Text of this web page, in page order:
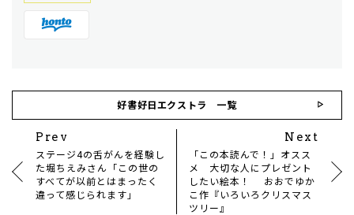
好書好日エクストラ 一覧
Prev
ステージ4の舌がんを経験し
た堀ちえみさん「この世の
すべてが以前とはまったく
違って感じられます」
Next
「この本読んで！」オスス
メ 大切な人にプレゼント
したい絵本！ おおでゆか
こ作『いろいろクリスマス
ツリー』